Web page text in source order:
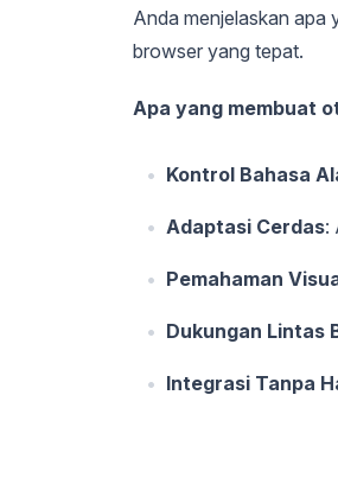
Anda menjelaskan apa
browser yang tepat.
Apa yang membuat
Kontrol Bahasa
Adaptasi Cerdas:
Pemahaman
Dukungan Lintas
Integrasi Tanpa